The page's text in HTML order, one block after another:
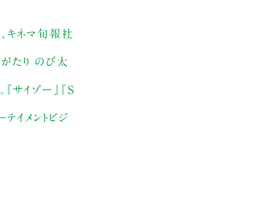
キネマ旬報社
たり のび太
サイゾー』『S
イメントビジ